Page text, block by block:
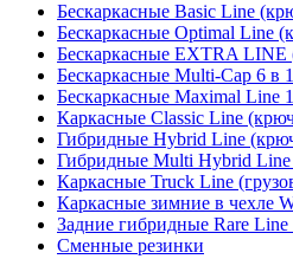
Бескаркасные Basic Line
Бескаркасные Optimal Line
Бескаркасные EXTRA LINE
Бескаркасные Multi-Cap 6 в
Бескаркасные Maximal Line
Каркасные Classic Line
Гибридные Hybrid Line
Гибридные Multi Hybrid Line
Каркасные Truck Line
Каркасные зимние в чехле
Задние гибридные Rare Line
Сменные резинки